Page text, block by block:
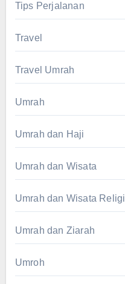
Tips Perjalanan
Travel
Travel Umrah
Umrah
Umrah dan Haji
Umrah dan Wisata
Umrah dan Wisata Religi
Umrah dan Ziarah
Umroh